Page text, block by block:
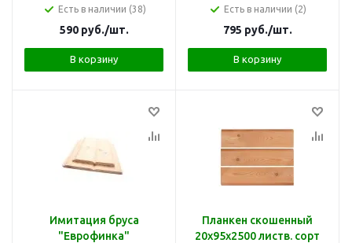
Есть в наличии (38)
590руб./шт.
В корзину
Есть в наличии (2)
795 руб./шт.
В корзину
Имитация бруса
"Еврофинка"
Планкен скошенный
20х95х2500 листв. сорт